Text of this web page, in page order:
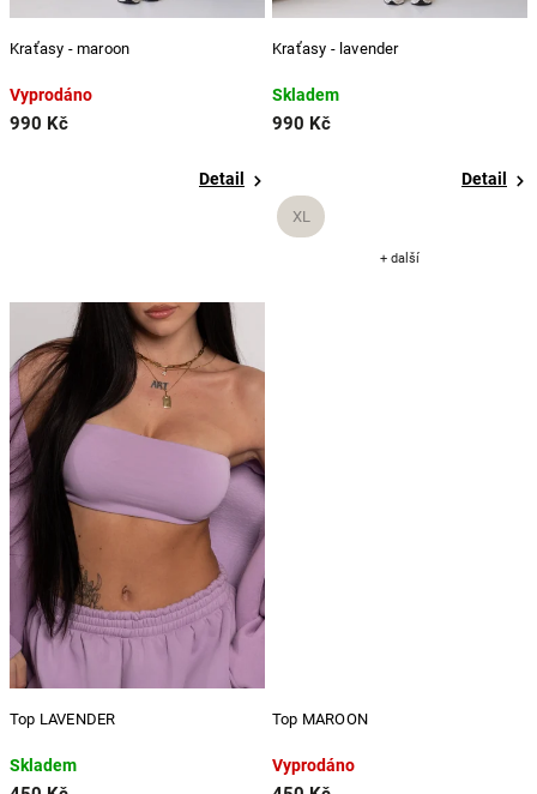
Kraťasy - maroon
Vyprodáno
990 Kč
Detail
Kraťasy - lavender
Skladem
990 Kč
Detail
XL
+ další
Top LAVENDER
Skladem
Top MAROON
Vyprodáno